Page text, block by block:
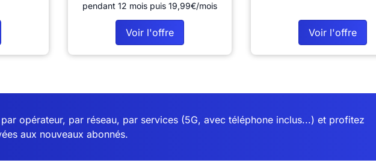
pendant 12 mois puis 19,99€/mois
Voir l'offre Voir l'offre
opérateur, par réseau, par services (5G, avec téléphone inclus...) et profitez
aux nouveaux abonnés.